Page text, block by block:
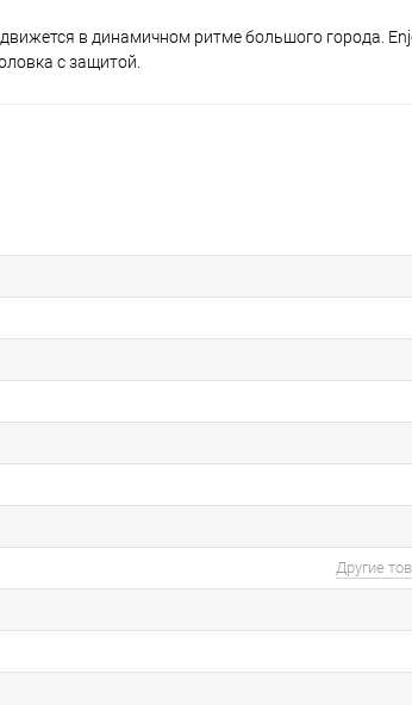
в динамичном ритме большого города.
с защитой.
Другие